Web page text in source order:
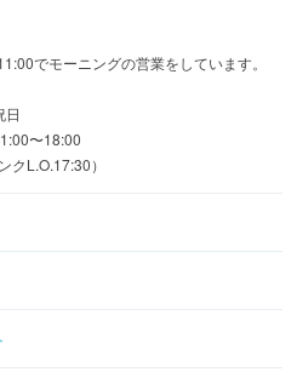
にあわせて、おすすめの豆を
用意しておりますので、是非
でモーニングの営業をしています。
日
〜18:00
クL.O.17:30）